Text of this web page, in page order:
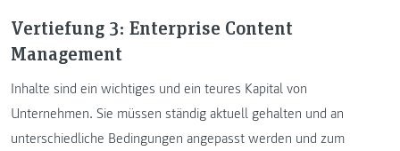
Vertiefung 3: Enterprise Content
Management
Inhalte sind ein wichtiges und ein teures Kapital von
Unternehmen. Sie müssen ständig aktuell gehalten und an
unterschiedliche Bedingungen angepasst werden und zum